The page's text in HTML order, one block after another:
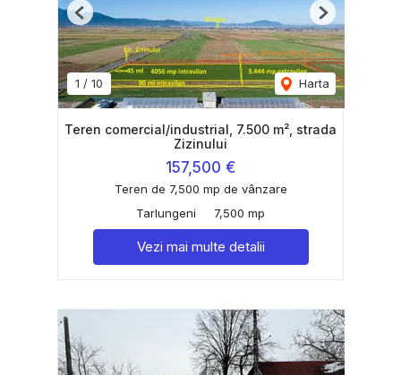
1 / 10 Harta
Previous Next
Teren comercial/industrial, 7.500 m², strada
Zizinului
157,500 €
Teren de 7,500 mp de vânzare
Tarlungeni
7,500 mp
Vezi mai multe detalii